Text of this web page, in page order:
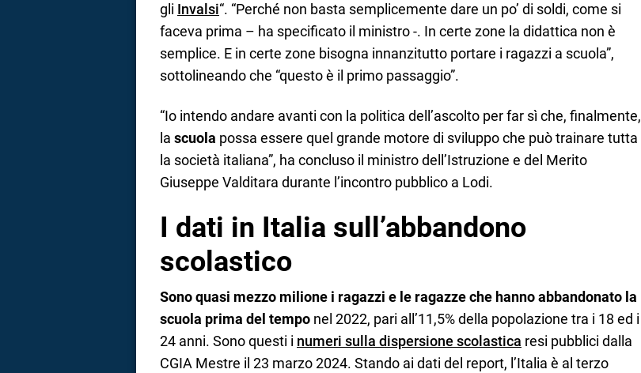
gli Invalsi“. “Perché non basta semplicemente dare un po’ di soldi, come si
faceva prima – ha specificato il ministro -. In certe zone la didattica non è
semplice. E in certe zone bisogna innanzitutto portare i ragazzi a scuola”,
sottolineando che “questo è il primo passaggio”.
“Io intendo andare avanti con la politica dell’ascolto per far sì che, finalmente,
la scuola possa essere quel grande motore di sviluppo che può trainare tutta
la società italiana”, ha concluso il ministro dell’Istruzione e del Merito
Giuseppe Valditara durante l’incontro pubblico a Lodi.
I dati in Italia sull’abbandono
scolastico
Sono quasi mezzo milione i ragazzi e le ragazze che hanno abbandonato la
scuola prima del tempo nel 2022, pari all’11,5% della popolazione tra i 18 ed i
24 anni. Sono questi i numeri sulla dispersione scolastica resi pubblici dalla
CGIA Mestre il 23 marzo 2024. Stando ai dati del report, l’Italia è al terzo